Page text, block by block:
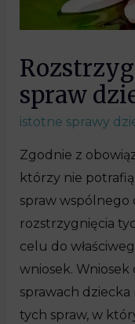
spraw
istotne sprawy
Zgodnie z
którzy nie
spraw wspólnego
rozstrzygnięcia
celu do
wniosek.
sprawach dziecka
tych spraw, w